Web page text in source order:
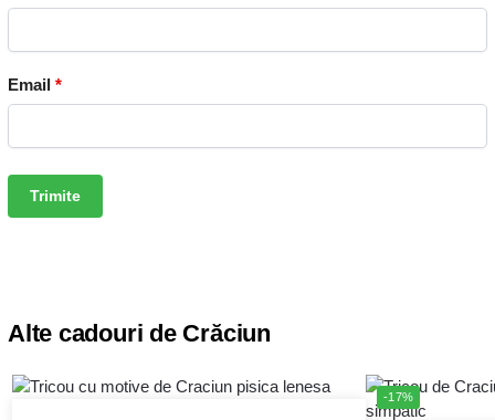
Email *
Alte cadouri de Crăciun
-17%